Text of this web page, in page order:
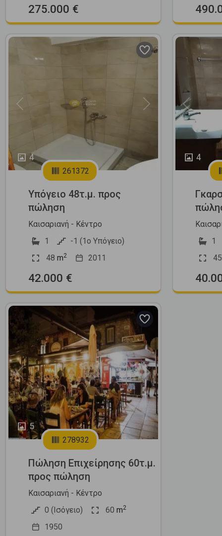
275.000 €
4
Previous Next
261372
Υπόγειο 48τ.μ. προς
πώληση
Καισαριανή - Κέντρο
1
-1 (1ο Υπόγειο)
48 m2 2011
42.000 €
4
Previous
1
45
5
Previous Next
278932
Πώληση Επιχείρησης 60τ.μ.
προς πώληση
Καισαριανή - Κέντρο
0 (Ισόγειο)
60 m2
1950